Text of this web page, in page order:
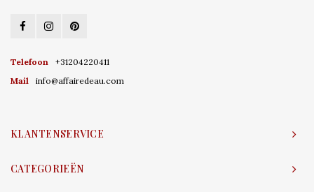
Telefoon
+31204220411
Mail
info@affairedeau.com
KLANTENSERVICE
CATEGORIEËN